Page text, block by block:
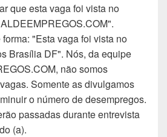
que esta vaga foi vista no
"Esta vaga foi vista no
Brasília DF". Nós, da equipe
não somos
Somente as divulgamos
o número de desempregos.
passadas durante entrevista
(a).